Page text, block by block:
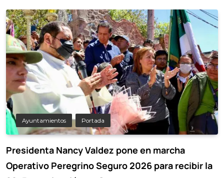
Ayuntamientos Portada
Presidenta Nancy Valdez pone en marcha
Operativo Peregrino Seguro 2026 para recibir la